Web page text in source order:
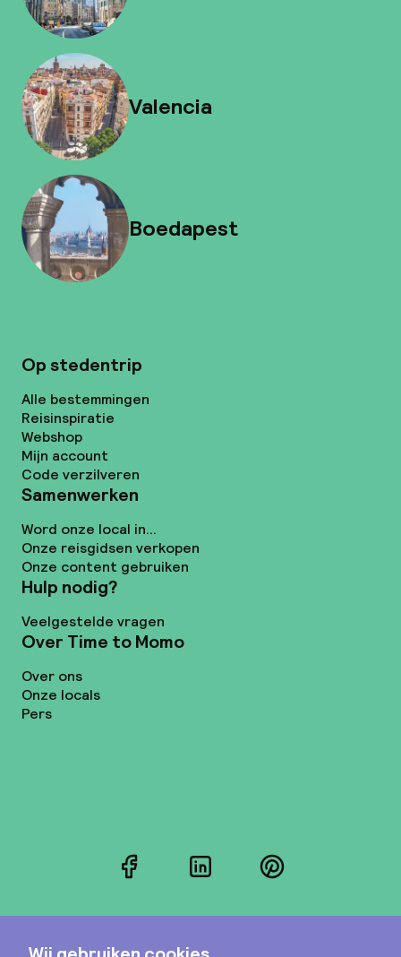
Valencia
Boedapest
Op stedentrip
Alle bestemmingen
Reisinspiratie
Webshop
Mijn account
Code verzilveren
Samenwerken
Word onze local in...
Onze reisgidsen verkopen
Onze content gebruiken
Hulp nodig?
Veelgestelde vragen
Over Time to Momo
Over ons
Onze locals
Pers
FacebookLinkedInPinterest
Instagram